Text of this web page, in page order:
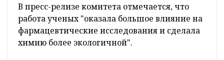
В пресс-релизе комитета отмечается, что
работа ученых "оказала большое влияние на
фармацевтические исследования и сделала
химию более экологичной".